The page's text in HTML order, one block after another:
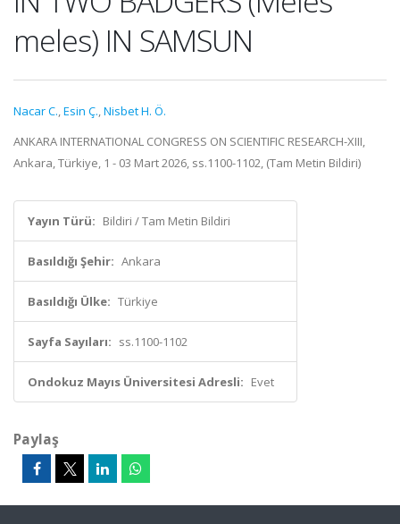
meles) IN SAMSUN
Nacar C.,Esin Ç.,Nisbet H. Ö.
ANKARA INTERNATIONAL CONGRESS ON SCIENTIFIC RESEARCH-XIII,
Ankara, Türkiye, 1 - 03 Mart 2026, ss.1100-1102, (Tam Metin Bildiri)
Yayın Türü: Bildiri / Tam Metin Bildiri
Basıldığı Şehir: Ankara
Basıldığı Ülke: Türkiye
Sayfa Sayıları: ss.1100-1102
Ondokuz Mayıs Üniversitesi Adresli: Evet
Paylaş